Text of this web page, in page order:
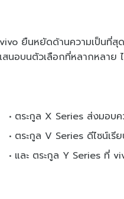
vivo ยืนหยัดด้านความเป็นที่สุ
เสนอบนตัวเลือกที่หลากหลาย ไ
ตระกูล X Series ส่งมอบ
ตระกูล V Series ดีไซน์เรี
และ ตระกูล Y Series ที่